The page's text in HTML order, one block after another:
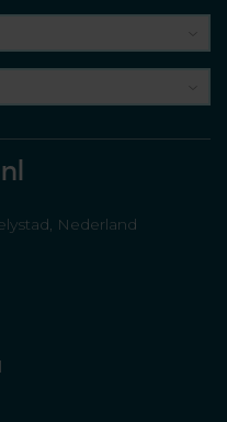
Nederland